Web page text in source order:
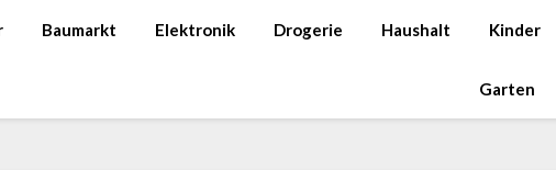
Baumarkt Elektronik Drogerie Haushalt Kinder
Garten